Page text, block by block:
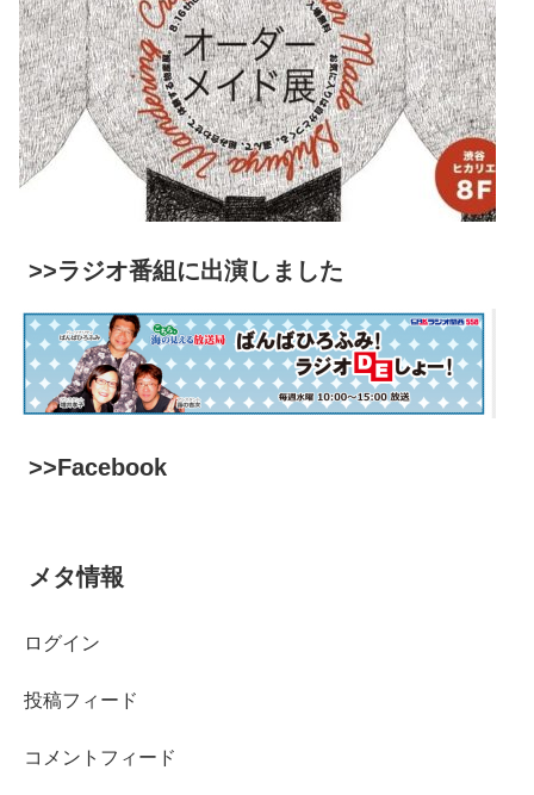
>>ラジオ番組に出演しました
>>Facebook
メタ情報
ログイン
投稿フィード
コメントフィード